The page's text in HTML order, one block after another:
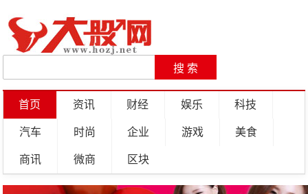
首页 资讯 财经 娱乐 科技
汽车 时尚 企业 游戏 美食
商讯 微商 区块